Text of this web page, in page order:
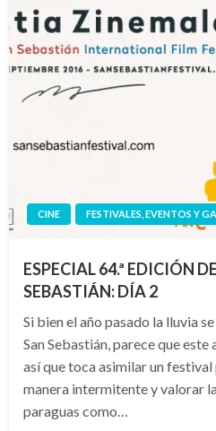
CINE FESTIVALES, EVENTOS Y
ESPECIAL 64.ª EDICIÓN
SEBASTIÁN: DÍA 2
Si bien el año pasado la lluvia
San Sebastián, parece que
así que toca asimilar un
manera intermitente y valorar
paraguas como…